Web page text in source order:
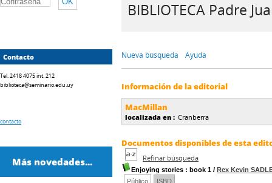
BIBLIOTECA Padre
Nueva búsqueda Ayuda
Información de la editorial
MacMillan
localizada en : Cranberra
Documentos disponibles de esta
Refinar búsqueda
Enjoying stories : book 1 / Rex Kevin
Público
ISBD
Contacto
Tel. 2418 4075 int. 212
biblioteca@seminario.edu.uy
contacto
Más novedades...